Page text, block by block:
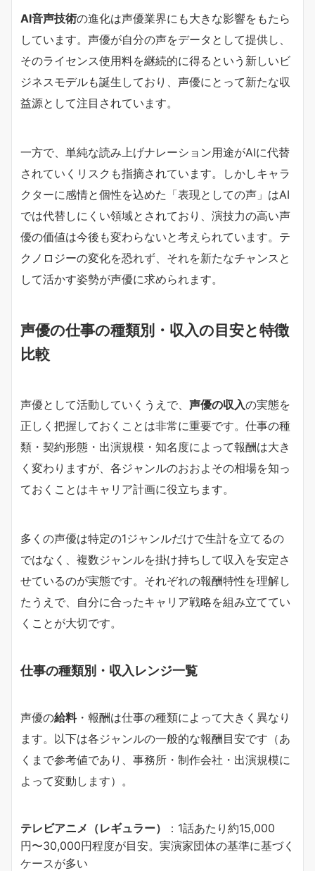
AI音声技術の進化は声優業界にも大きな影響をもたら
しています。声優が自分の声をデータとして提供し、
そのライセンス使用料を継続的に得るという新しいビ
ジネスモデルも誕生しており、声優にとって新たな収
益源として注目されています。
一方で、単純な読み上げナレーション用途がAIに代替
されていくリスクも指摘されています。しかしキャラ
クターに感情と個性を込めた「表現としての声」はAI
では代替しにくい領域とされており、演技力の高い声
優の価値は今後も変わらないと考えられています。テ
クノロジーの変化を恐れず、それを新たなチャンスと
して活かす姿勢が声優に求められます。
声優の仕事の種類別・収入の目安と特徴
比較
声優として活動していくうえで、 声優の収入の実態を
正しく把握しておくことは非常に重要です。仕事の種
類・契約形態・出演規模・知名度によって報酬は大き
く変わりますが、各ジャンルのおおよその相場を知っ
ておくことはキャリア計画に役立ちます。
多くの声優は特定の1ジャンルだけで生計を立てるの
ではなく、複数ジャンルを掛け持ちして収入を安定さ
せているのが実態です。それぞれの報酬特性を理解し
たうえで、自分に合ったキャリア戦略を組み立ててい
くことが大切です。
仕事の種類別・収入レンジ一覧
声優の給料・報酬は仕事の種類によって大きく異なり
ます。以下は各ジャンルの一般的な報酬目安です（あ
くまで参考値であり、事務所・制作会社・出演規模に
よって変動します）。
テレビアニメ（レギュラー）
：1話あたり約15,000
円〜30,000円程度が目安。実演家団体の基準に基づく
ケースが多い